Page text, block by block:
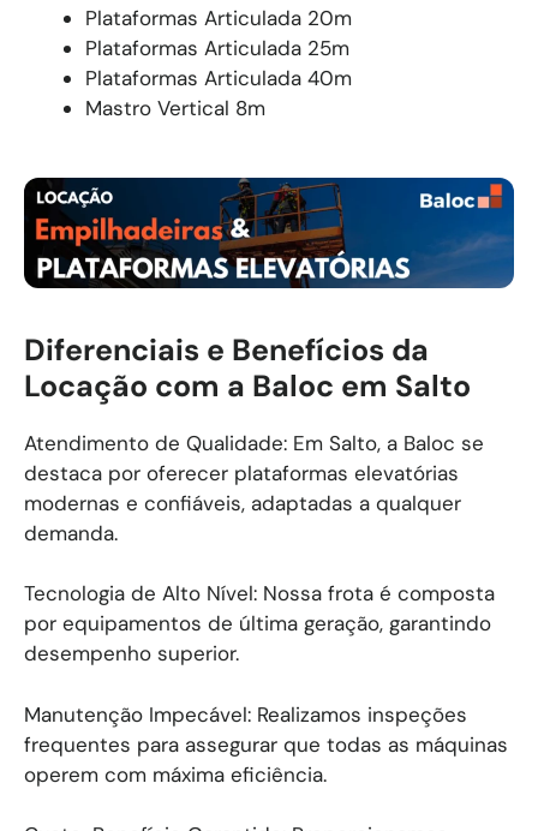
Plataformas Articulada 20m
Plataformas Articulada 25m
Plataformas Articulada 40m
Mastro Vertical 8m
Diferenciais e Benefícios da
Locação com a Baloc em Salto
Atendimento de Qualidade: Em Salto, a Baloc se
destaca por oferecer plataformas elevatórias
modernas e confiáveis, adaptadas a qualquer
demanda.
Tecnologia de Alto Nível: Nossa frota é composta
por equipamentos de última geração, garantindo
desempenho superior.
Manutenção Impecável: Realizamos inspeções
frequentes para assegurar que todas as máquinas
operem com máxima eficiência.